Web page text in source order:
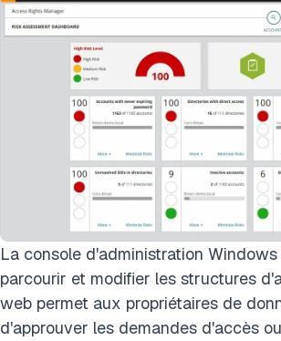
La console d'administration
parcourir et modifier les structures
web permet aux propriétaires de
d'approuver les demandes d'accès